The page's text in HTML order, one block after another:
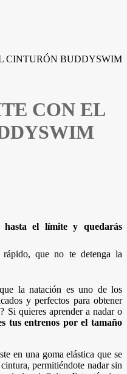
CINTURÓN BUDDYSWIM
CON EL
hasta el límite y quedarás
que no te detenga la
la natación es uno de los
y perfectos para obtener
Si quieres aprender a nadar o
tus entrenos por el tamaño
en una goma elástica que se
permitiéndote nadar sin